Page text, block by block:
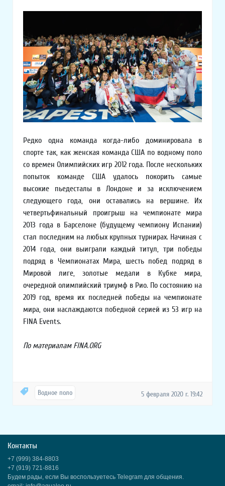
Редко одна команда когда-либо доминировала в
спорте так, как женская команда США по водному поло
со времен Олимпийских игр 2012 года. После нескольких
попыток команде США удалось покорить самые
высокие пьедесталы в Лондоне и за исключением
следующего года, они оставались на вершине. Их
четвертьфинальный проигрыш на чемпионате мира
2013 года в Барселоне (будущему чемпиону Испании)
стал последним на любых крупных турнирах. Начиная с
2014 года, они выиграли каждый титул, три победы
подряд в Чемпионатах Мира, шесть побед подряд в
Мировой лиге, золотые медали в Кубке мира,
очередной олимпийский триумф в Рио. По состоянию на
2019 год, время их последней победы на чемпионате
мира, они наслаждаются победной серией из 53 игр на
FINA Events.
По материалам FINA.ORG
5 февраля 2020 г. 19:42
Водное поло
Контакты
+7 (999) 384-8803
+7 (919) 721-8816
Будем рады, если Вы воспользуетесь Telegram для общения.